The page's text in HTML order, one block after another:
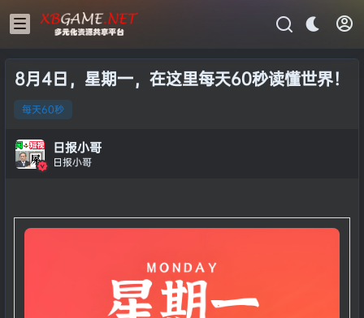
8月4日，星期一，在这里每天60秒读懂世界！
每天60秒
日报小哥
日报小哥